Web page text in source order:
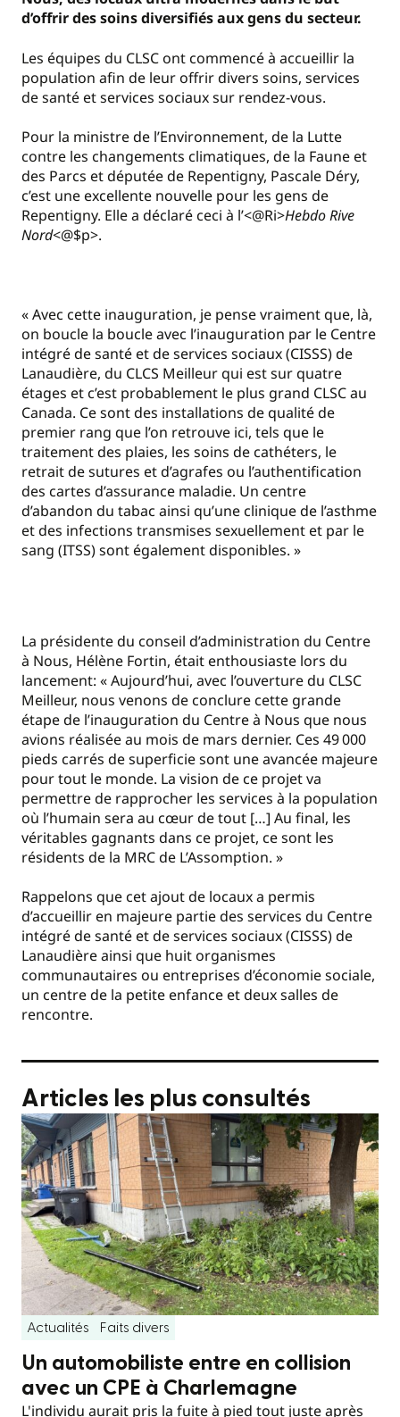
d’offrir des soins diversifiés aux gens du secteur.
Les équipes du CLSC ont commencé à accueillir la
population afin de leur offrir divers soins, services
de santé et services sociaux sur rendez-vous.
Pour la ministre de l’Environnement, de la Lutte
contre les changements climatiques, de la Faune et
des Parcs et députée de Repentigny, Pascale Déry,
c’est une excellente nouvelle pour les gens de
Repentigny. Elle a déclaré ceci à l’<@Ri>Hebdo Rive
Nord<@$p>.
« Avec cette inauguration, je pense vraiment que, là,
on boucle la boucle avec l’inauguration par le Centre
intégré de santé et de services sociaux (CISSS) de
Lanaudière, du CLCS Meilleur qui est sur quatre
étages et c’est probablement le plus grand CLSC au
Canada. Ce sont des installations de qualité de
premier rang que l’on retrouve ici, tels que le
traitement des plaies, les soins de cathéters, le
retrait de sutures et d’agrafes ou l’authentification
des cartes d’assurance maladie. Un centre
d’abandon du tabac ainsi qu’une clinique de l’asthme
et des infections transmises sexuellement et par le
sang (ITSS) sont également disponibles. »
La présidente du conseil d’administration du Centre
à Nous, Hélène Fortin, était enthousiaste lors du
lancement: « Aujourd’hui, avec l’ouverture du CLSC
Meilleur, nous venons de conclure cette grande
étape de l’inauguration du Centre à Nous que nous
avions réalisée au mois de mars dernier. Ces 49 000
pieds carrés de superficie sont une avancée majeure
pour tout le monde. La vision de ce projet va
permettre de rapprocher les services à la population
où l’humain sera au cœur de tout […] Au final, les
véritables gagnants dans ce projet, ce sont les
résidents de la MRC de L’Assomption. »
Rappelons que cet ajout de locaux a permis
d’accueillir en majeure partie des services du Centre
intégré de santé et de services sociaux (CISSS) de
Lanaudière ainsi que huit organismes
communautaires ou entreprises d’économie sociale,
un centre de la petite enfance et deux salles de
rencontre.
Articles les plus consultés
Actualités Faits divers
Un automobiliste entre en collision
avec un CPE à Charlemagne
L'individu aurait pris la fuite à pied tout juste après